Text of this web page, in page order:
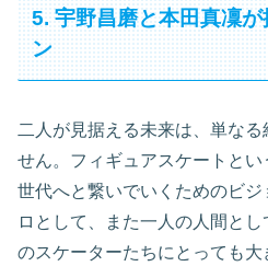
5. 宇野昌磨と本田真凜
ン
二人が見据える未来は、単な
せん。フィギュアスケートと
世代へと繋いでいくためのビ
ロとして、また一人の人間と
のスケーターたちにとっても大